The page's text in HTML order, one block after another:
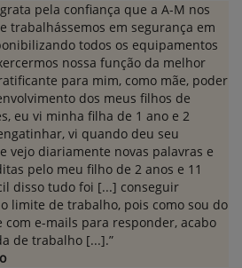
pela confiança que a A-M nos
trabalhássemos em segurança em
todos os equipamentos
nossa função da melhor
para mim, como mãe, poder
dos meus filhos de
eu vi minha filha de 1 ano e 2
vi quando deu seu
vejo diariamente novas palavras e
pelo meu filho de 2 anos e 11
disso tudo foi [...] conseguir
limite de trabalho, pois como sou do
e-mails para responder, acabo
de trabalho [...].”